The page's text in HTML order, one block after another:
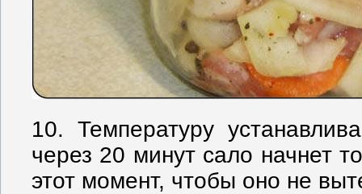
10. Температуру
через 20 минут сало начнет
этот момент, чтобы оно не